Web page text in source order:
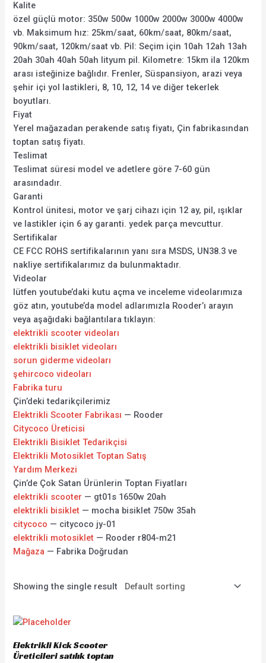
Kalite
özel güçlü motor: 350w 500w 1000w 2000w 3000w 4000w
vb. Maksimum hız: 25km/saat, 60km/saat, 80km/saat,
90km/saat, 120km/saat vb. Pil: Seçim için 10ah 12ah 13ah
20ah 30ah 40ah 50ah lityum pil. Kilometre: 15km ila 120km
arası isteğinize bağlıdır. Frenler, Süspansiyon, arazi veya
şehir içi yol lastikleri, 8, 10, 12, 14 ve diğer tekerlek
boyutları.
Fiyat
Yerel mağazadan perakende satış fiyatı, Çin fabrikasından
toptan satış fiyatı.
Teslimat
Teslimat süresi model ve adetlere göre 7-60 gün
arasındadır.
Garanti
Kontrol ünitesi, motor ve şarj cihazı için 12 ay, pil, ışıklar
ve lastikler için 6 ay garanti. yedek parça mevcuttur.
Sertifikalar
CE FCC ROHS sertifikalarının yanı sıra MSDS, UN38.3 ve
nakliye sertifikalarımız da bulunmaktadır.
Videolar
lütfen youtube’daki kutu açma ve inceleme videolarımıza
göz atın, youtube’da model adlarımızla Rooder’ı arayın
veya aşağıdaki bağlantılara tıklayın:
elektrikli scooter videoları
elektrikli bisiklet videoları
sorun giderme videoları
şehircoco videoları
Fabrika turu
Çin’deki tedarikçilerimiz
Elektrikli Scooter Fabrikası — Rooder
Citycoco Üreticisi
Elektrikli Bisiklet Tedarikçisi
Elektrikli Motosiklet Toptan Satış
Yardım Merkezi
Çin’de Çok Satan Ürünlerin Toptan Fiyatları
elektrikli scooter — gt01s 1650w 20ah
elektrikli bisiklet — mocha bisiklet 750w 35ah
citycoco — citycoco jy-01
elektrikli motosiklet — Rooder r804-m21
Mağaza — Fabrika Doğrudan
Showing the single result
Elektrikli Kick Scooter
Üreticileri satılık toptan